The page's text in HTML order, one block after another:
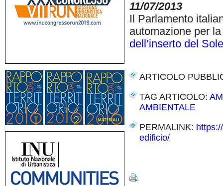
11/07/2013
Il Parlamento
automazione per
dell’inserto del
ARTICOLO
TAG ARTICOLO:
AMBIENTALE
PERMALINK:
edificio/